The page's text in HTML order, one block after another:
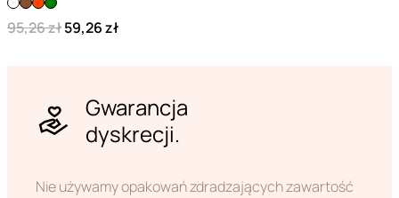
95,26 zł59,26 zł
Gwarancja
dyskrecji.
Nie używamy opakowań zdradzających zawartość